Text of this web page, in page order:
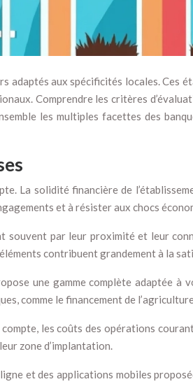
adaptés aux spécificités locales. Ces
Comprendre les critères
les multiples facettes des
La solidité financière de
et à résister aux chocs
par leur proximité et leur
contribuent grandement à la
une gamme complète adaptée à
comme le financement de
les coûts des opérations
zone d’implantation.
et des applications mobiles